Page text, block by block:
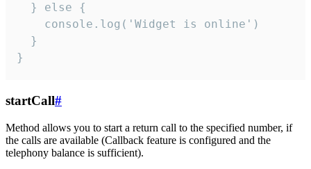
  } else {
    console.log('Widget is online')
  }
}
startCall#
Method allows you to start a return call to the specified number, if
the calls are available (Callback feature is configured and the
telephony balance is sufficient).